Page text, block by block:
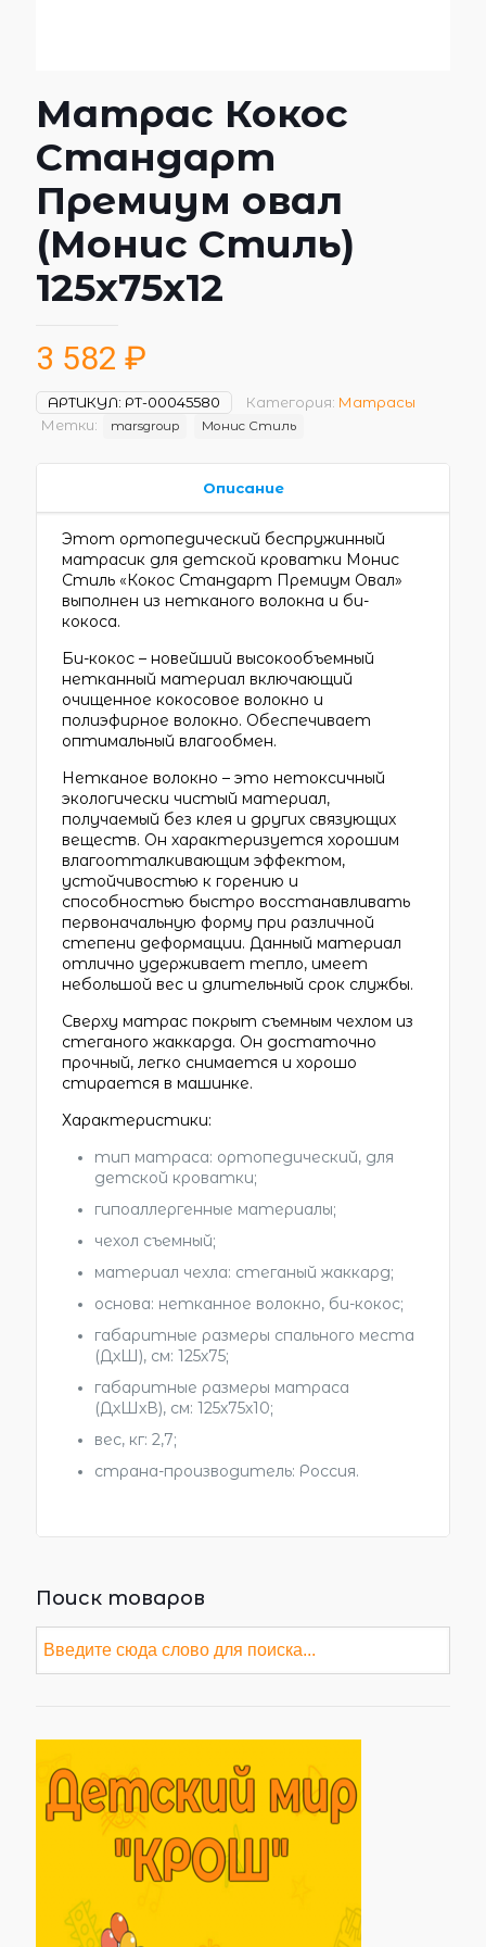
Матрас Кокос
Стандарт
Премиум овал
(Монис Стиль)
125х75х12
3 582 ₽
АРТИКУЛ: РТ-00045580 Категория: Матрасы
Метки:
marsgroup Монис Стиль
Описание
Этот ортопедический беспружинный
матрасик для детской кроватки Монис
Стиль «Кокос Стандарт Премиум Овал»
выполнен из нетканого волокна и би-
кокоса.
Би-кокос – новейший высокообъемный
нетканный материал включающий
очищенное кокосовое волокно и
полиэфирное волокно. Обеспечивает
оптимальный влагообмен.
Нетканое волокно – это нетоксичный
экологически чистый материал,
получаемый без клея и других связующих
веществ. Он характеризуется хорошим
влагоотталкивающим эффектом,
устойчивостью к горению и
способностью быстро восстанавливать
первоначальную форму при различной
степени деформации. Данный материал
отлично удерживает тепло, имеет
небольшой вес и длительный срок службы.
Сверху матрас покрыт съемным чехлом из
стеганого жаккарда. Он достаточно
прочный, легко снимается и хорошо
стирается в машинке.
Характеристики:
тип матраса: ортопедический, для
детской кроватки;
гипоаллергенные материалы;
чехол съемный;
материал чехла: стеганый жаккард;
основа: нетканное волокно, би-кокос;
габаритные размеры спального места
(ДхШ), см: 125х75;
габаритные размеры матраса
(ДхШхВ), см: 125х75х10;
вес, кг: 2,7;
страна-производитель: Россия.
Поиск товаров